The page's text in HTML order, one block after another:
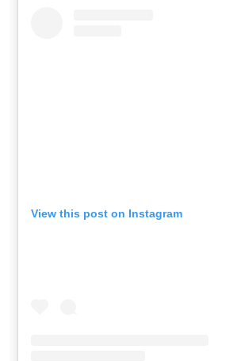
View this post on Instagram